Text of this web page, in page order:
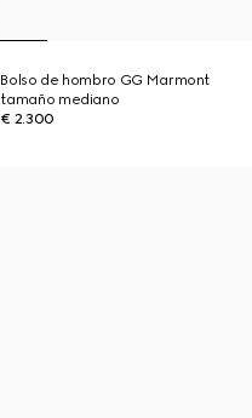
Bolso de hombro GG Marmont
tamaño mediano
€ 2.300